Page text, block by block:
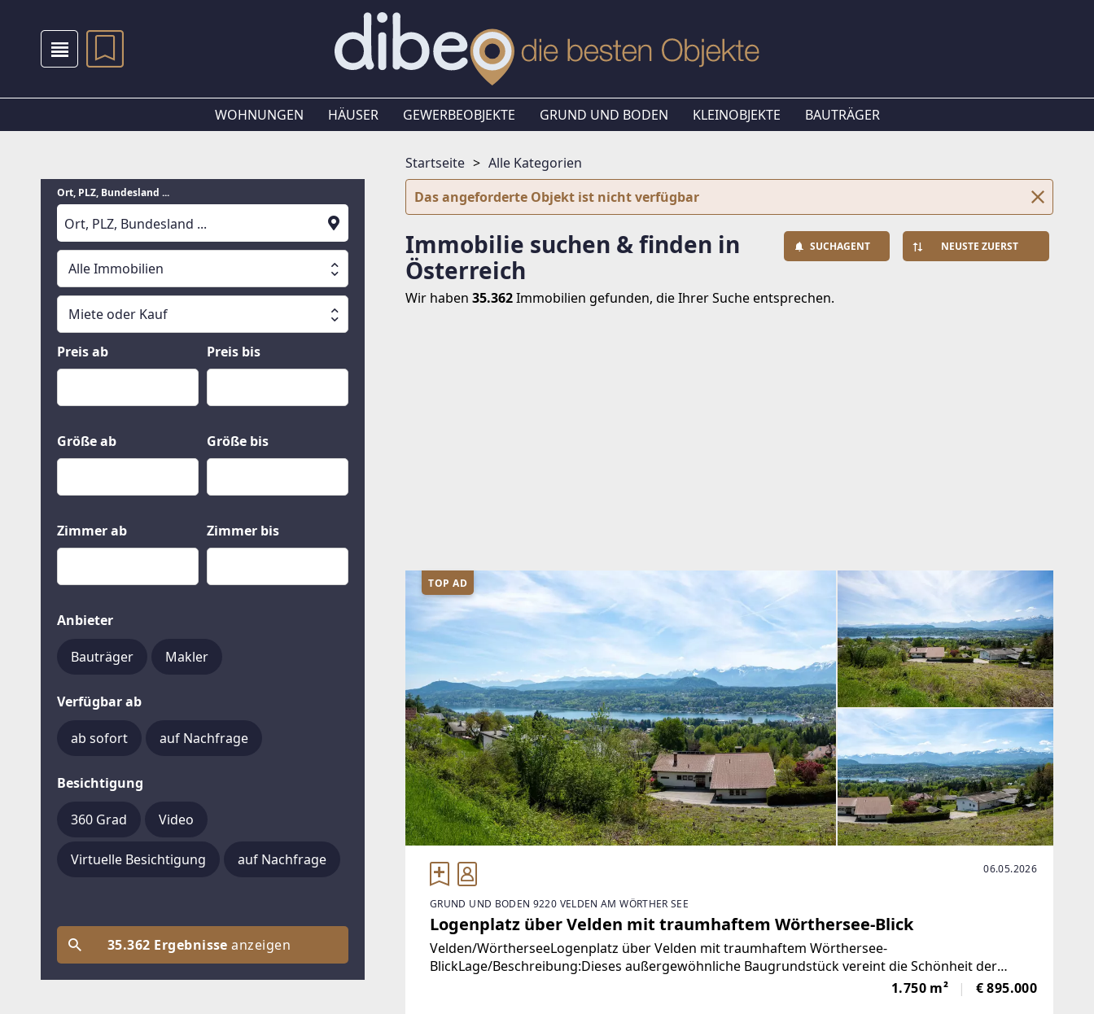
WOHNUNGEN HÄUSER GEWERBEOBJEKTE GRUND UND BODEN KLEINOBJEKTE BAUTRÄGER
Ort, PLZ, Bundesland ...
Suche läuft
Alle Immobilien
Alle Immobilien
Häuser
Grund und Boden
Miete oder Kauf
Miete oder Kauf
Kauf
Preis ab Preis bis
Größe ab Größe bis
Zimmer ab Zimmer bis
Anbieter
Bauträger Makler
Verfügbar ab
ab sofort auf Nachfrage
Besichtigung
360 Grad Video
Virtuelle Besichtigung auf Nachfrage
35.362 Ergebnisseanzeigen
Startseite
Alle Kategorien
Das angeforderte Objekt ist nicht verfügbar
Immobilie suchen & finden in
Österreich
SUCHAGENT NEUSTE ZUERST
Wir haben 35.362Immobilien gefunden, die Ihrer Suche entsprechen.
TOP AD
06.05.2026
GRUND UND BODEN 9220 VELDEN AM WÖRTHER SEE
Logenplatz über Velden mit traumhaftem Wörthersee-Blick
Velden/WörtherseeLogenplatz über Velden mit traumhaftem Wörthersee-
BlickLage/Beschreibung:Dieses außergewöhnliche Baugrundstück vereint die Schönheit der
Kärntner Seenlandschaft mit einer Aussicht, die jeden Tag aufs Neue beeindruckt.
1.750 m² € 895.000